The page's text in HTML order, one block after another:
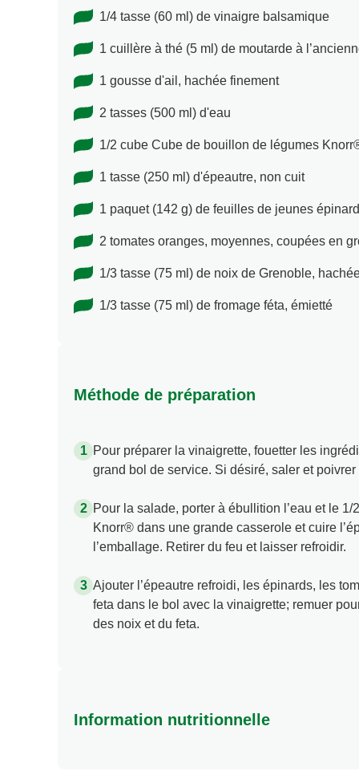
1/4 tasse (60 ml) de vinaigre balsamique
1 cuillère à thé (5 ml) de moutarde à
1 gousse d'ail, hachée finement
2 tasses (500 ml) d'eau
1/2 cube Cube de bouillon de légumes
1 tasse (250 ml) d'épeautre, non cuit
1 paquet (142 g) de feuilles de jeunes
2 tomates oranges, moyennes, coupées en
1/3 tasse (75 ml) de noix de Grenoble,
1/3 tasse (75 ml) de fromage féta, émietté
Méthode de préparation
Pour préparer la vinaigrette, fouetter les
grand bol de service. Si désiré, saler et poivrer
Pour la salade, porter à ébullition l’eau et le
Knorr® dans une grande casserole et cuire
l’emballage. Retirer du feu et laisser refroidir.
Ajouter l’épeautre refroidi, les épinards, les
feta dans le bol avec la vinaigrette; remuer
des noix et du feta.
Information nutritionnelle